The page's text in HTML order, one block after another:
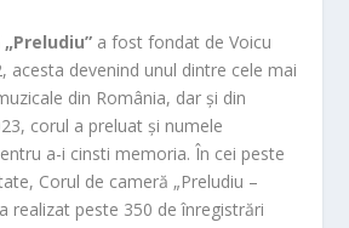
a fost fondat de Voicu
acesta devenind unul dintre cele mai
din România, dar și din
corul a preluat și numele
a-i cinsti memoria. În cei peste
Corul de cameră „Preludiu –
realizat peste 350 de înregistrări